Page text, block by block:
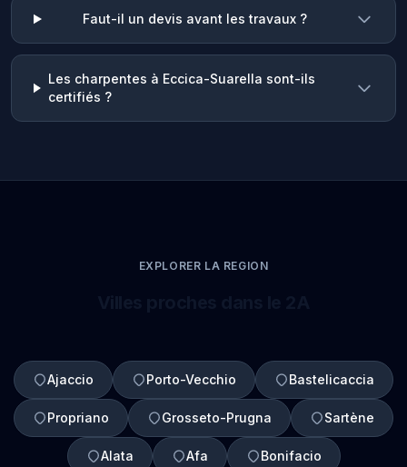
Faut-il un devis avant les travaux ?
Les charpentes à Eccica-Suarella sont-ils
certifiés ?
EXPLORER LA REGION
Ajaccio Porto-Vecchio Bastelicaccia
Propriano Grosseto-Prugna Sartène
Alata Afa Bonifacio